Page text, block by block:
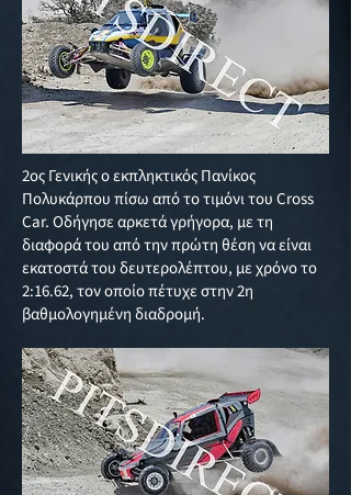
2ος Γενικής ο εκπληκτικός Πανίκος
Πολυκάρπου πίσω από το τιμόνι του Cross
Car. Οδήγησε αρκετά γρήγορα, με τη
διαφορά του από την πρώτη θέση να είναι
εκατοστά του δευτερολέπτου, με χρόνο το
2:16.62, τον οποίο πέτυχε στην 2η
βαθμολογημένη διαδρομή.